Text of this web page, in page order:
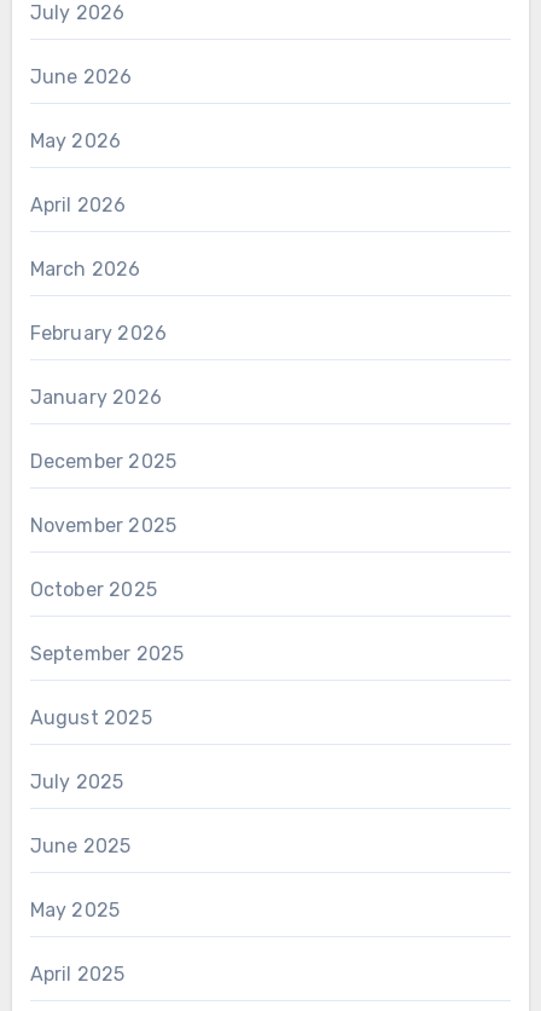
July 2026
June 2026
May 2026
April 2026
March 2026
February 2026
January 2026
December 2025
November 2025
October 2025
September 2025
August 2025
July 2025
June 2025
May 2025
April 2025